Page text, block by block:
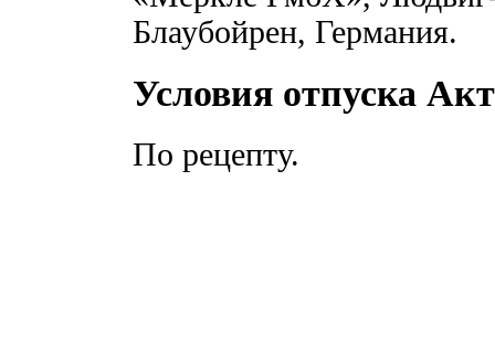
Блаубойрен, Германия.
Условия отпуска
По рецепту.